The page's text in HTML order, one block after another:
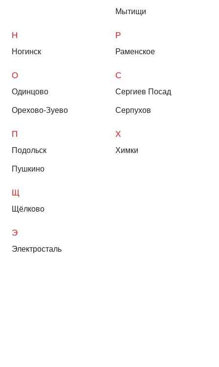
Мытищи
Н
Ногинск
О
Одинцово
Орехово-Зуево
П
Подольск
Пушкино
Р
Раменское
С
Сергиев Посад
Серпухов
Х
Химки
Щ
Щёлково
Э
Электросталь